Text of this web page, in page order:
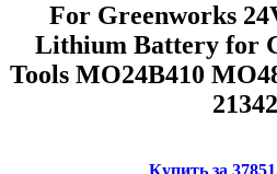
For Greenworks
Lithium Battery for
Tools MO24B410
21342
Купить за